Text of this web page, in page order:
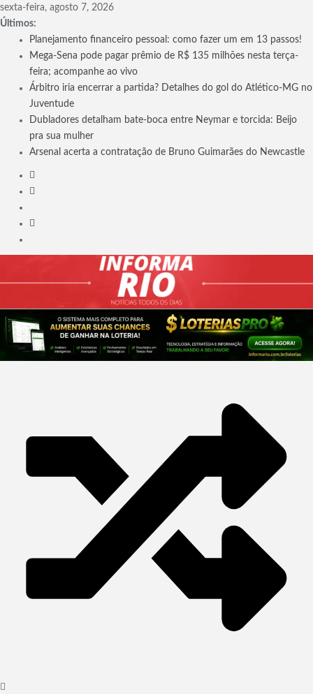
Skip
to
content
sexta-feira, agosto 7, 2026
Últimos:
Planejamento financeiro pessoal: como fazer um em 13 passos!
Mega-Sena pode pagar prêmio de R$ 135 milhões nesta terça-
feira; acompanhe ao vivo
Árbitro iria encerrar a partida? Detalhes do gol do Atlético-MG no
Juventude
Dubladores detalham bate-boca entre Neymar e torcida: Beijo
pra sua mulher
Arsenal acerta a contratação de Bruno Guimarães do Newcastle